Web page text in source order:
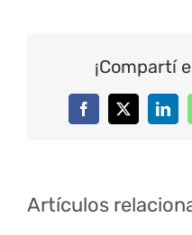
XIX y XX para el